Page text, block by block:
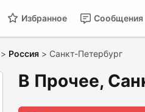
Сообщения
Избранное
> Россия > Санкт-Петербург
В Прочее,